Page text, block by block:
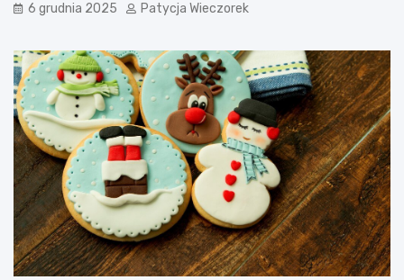
6 grudnia 2025 Patycja Wieczorek